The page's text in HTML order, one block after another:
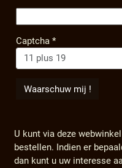
Captcha*
U kunt via deze
bestellen. Indien er
dan kunt u uw interesse